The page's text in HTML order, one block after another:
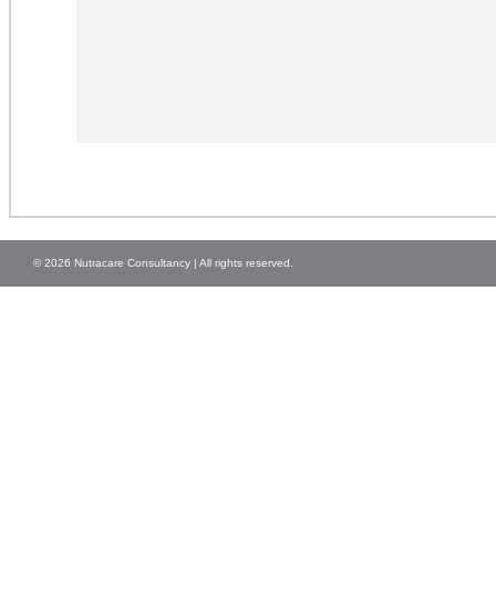
© 2026 Nutracare Consultancy | All rights reserved.